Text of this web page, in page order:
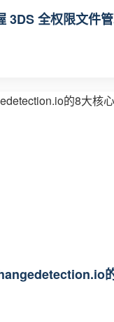
3DS 全权限文件